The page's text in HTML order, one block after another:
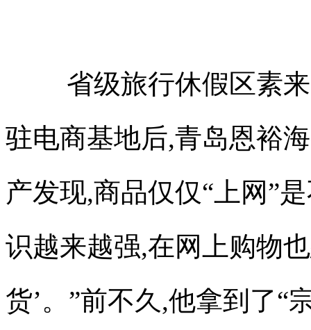
省级旅行休假区素
驻电商基地后,青岛恩裕
产发现,商品仅仅“上网”
识越来越强,在网上购物
货’。”前不久,他拿到了“